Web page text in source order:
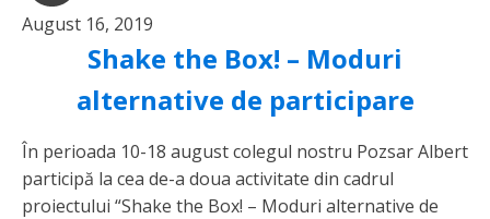
August 16, 2019
Shake the Box! – Moduri
alternative de participare
În perioada 10-18 august colegul nostru Pozsar Albert
participă la cea de-a doua activitate din cadrul
proiectului “Shake the Box! – Moduri alternative de